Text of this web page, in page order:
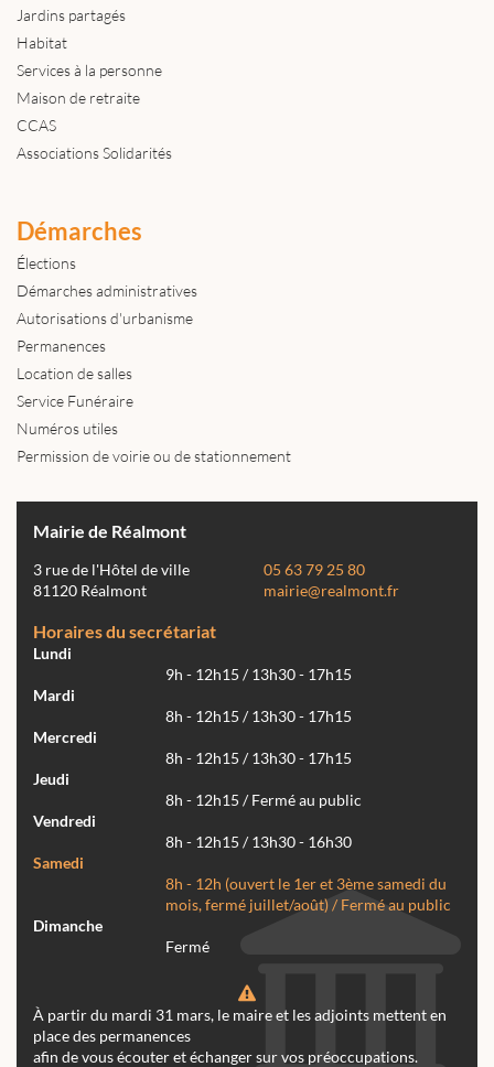
Jardins partagés
Habitat
Services à la personne
Maison de retraite
CCAS
Associations Solidarités
Démarches
Élections
Démarches administratives
Autorisations d'urbanisme
Permanences
Location de salles
Service Funéraire
Numéros utiles
Permission de voirie ou de stationnement
Mairie de Réalmont
3 rue de l'Hôtel de ville
81120 Réalmont
05 63 79 25 80
mairie@realmont.fr
Horaires du secrétariat
Lundi
9h - 12h15 / 13h30 - 17h15
Mardi
8h - 12h15 / 13h30 - 17h15
Mercredi
8h - 12h15 / 13h30 - 17h15
Jeudi
8h - 12h15 / Fermé au public
Vendredi
8h - 12h15 / 13h30 - 16h30
Samedi
8h - 12h (ouvert le 1er et 3ème samedi du
mois, fermé juillet/août) / Fermé au public
Dimanche
Fermé
À partir du mardi 31 mars, le maire et les adjoints mettent en
place des permanences
afin de vous écouter et échanger sur vos préoccupations.